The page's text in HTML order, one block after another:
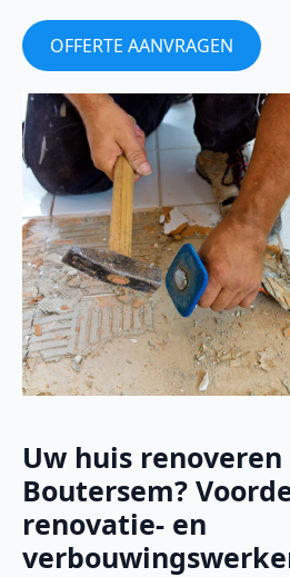
OFFERTE AANVRAGEN
Uw huis
Boutersem?
renovatie- en